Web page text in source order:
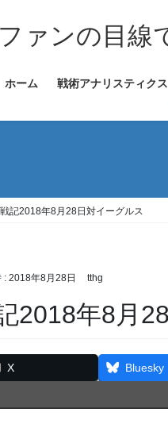
ァンの目線
ホーム 戦術アナリスティクス
記2018年8月28日対イーグルス
: 2018年8月28日 tthg
2018年8月
X Bluesky